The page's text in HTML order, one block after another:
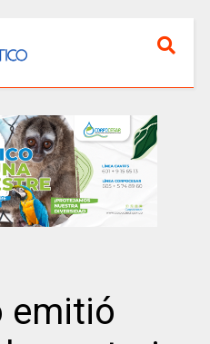
emitió